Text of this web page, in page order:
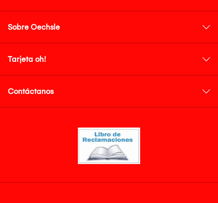
Sobre Oechsle
Tarjeta oh!
Contáctanos